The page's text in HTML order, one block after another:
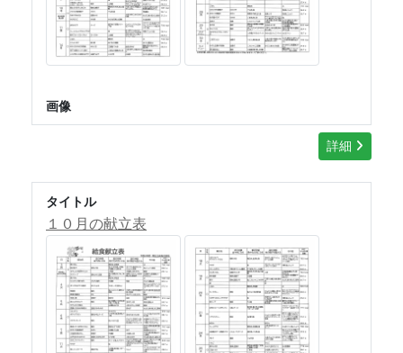
画像
詳細
タイトル
１０月の献立表